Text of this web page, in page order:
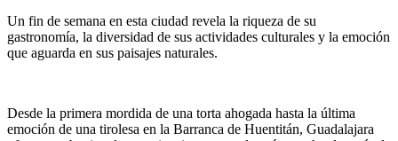
Un fin de semana en esta ciudad revela la riqueza de su
gastronomía, la diversidad de sus actividades culturales y la emoción
que aguarda en sus paisajes naturales.
Desde la primera mordida de una torta ahogada hasta la última
emoción de una tirolesa en la Barranca de Huentitán, Guadalajara